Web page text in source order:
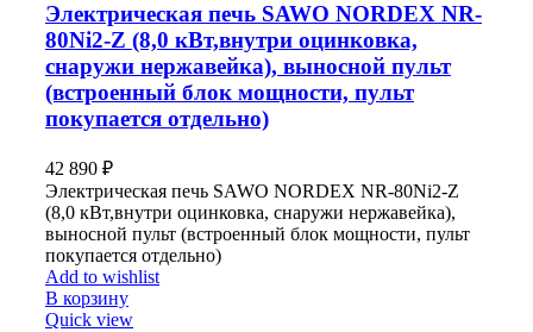
Электрическая печь SAWO NORDEX NR-
80Ni2-Z (8,0 кВт,внутри оцинковка,
снаружи нержавейка), выносной пульт
(встроенный блок мощности, пульт
покупается отдельно)
42 890 ₽
Электрическая печь SAWO NORDEX NR-80Ni2-Z
(8,0 кВт,внутри оцинковка, снаружи нержавейка),
выносной пульт (встроенный блок мощности, пульт
покупается отдельно)
Add to wishlist
В корзину
Quick view